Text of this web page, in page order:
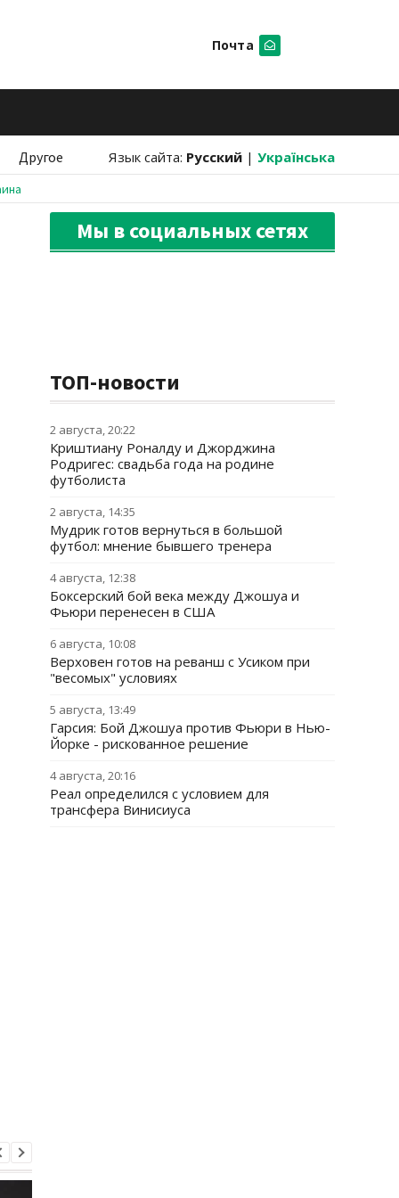
Почта
Другое Язык сайта: Русский | Українська
Мы в социальных сетях
ТОП-новости
2 августа, 20:22
Криштиану Роналду и Джорджина
Родригес: свадьба года на родине
футболиста
2 августа, 14:35
Мудрик готов вернуться в большой
футбол: мнение бывшего тренера
4 августа, 12:38
Боксерский бой века между Джошуа и
Фьюри перенесен в США
6 августа, 10:08
Верховен готов на реванш с Усиком при
"весомых" условиях
5 августа, 13:49
Гарсия: Бой Джошуа против Фьюри в Нью-
Йорке - рискованное решение
4 августа, 20:16
Реал определился с условием для
трансфера Винисиуса